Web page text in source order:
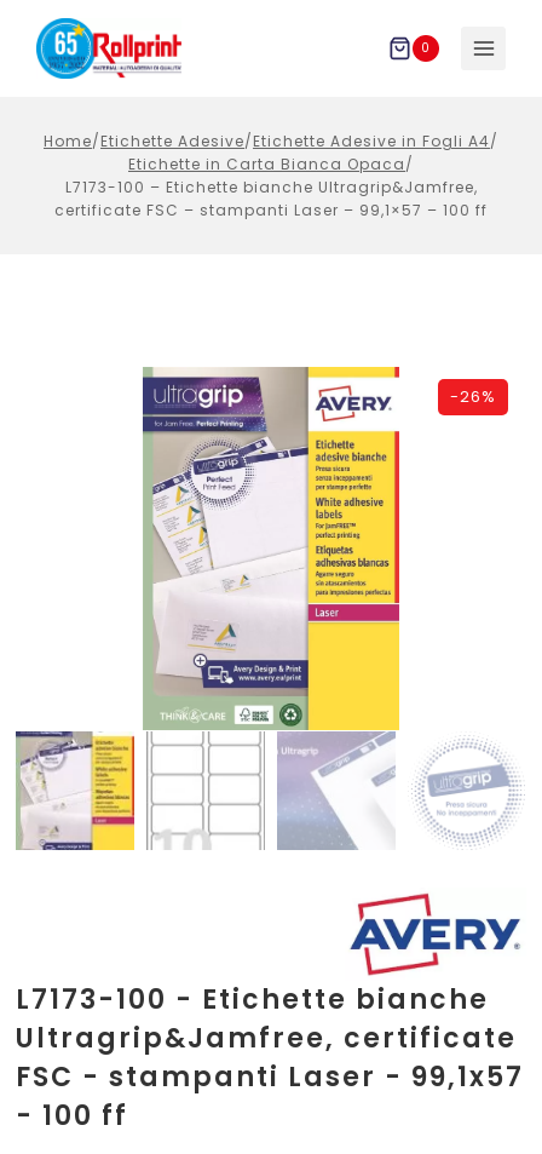
Salta
contenuto
0
Home/Etichette Adesive/Etichette Adesive in Fogli A4/
Etichette in Carta Bianca Opaca/
L7173-100 – Etichette bianche Ultragrip&Jamfree,
certificate FSC – stampanti Laser – 99,1×57 – 100 ff
-26%
L7173-100 - Etichette bianche
Ultragrip&Jamfree, certificate
FSC - stampanti Laser - 99,1x57
- 100 ff